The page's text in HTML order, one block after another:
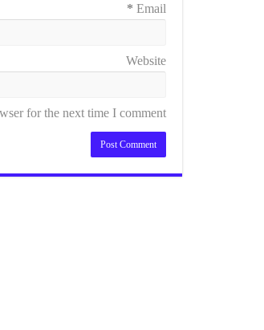
Email
*
Website
for the next time I comment.